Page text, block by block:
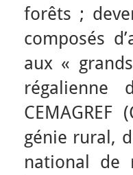
forêts ;
composés
aux «
régalienne
génie rural,
national de